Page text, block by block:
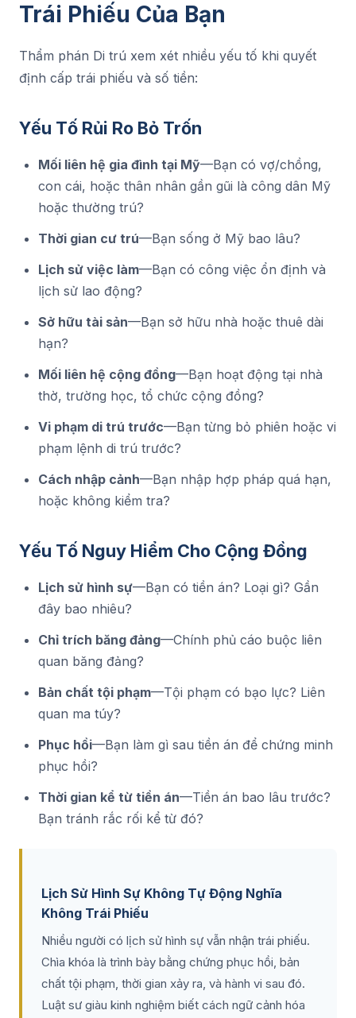
Trái Phiếu Của Bạn
Thẩm phán Di trú xem xét nhiều yếu tố khi quyết
định cấp trái phiếu và số tiền:
Yếu Tố Rủi Ro Bỏ Trốn
Mối liên hệ gia đình tại Mỹ—Bạn có vợ/chồng,
con cái, hoặc thân nhân gần gũi là công dân Mỹ
hoặc thường trú?
Thời gian cư trú—Bạn sống ở Mỹ bao lâu?
Lịch sử việc làm—Bạn có công việc ổn định và
lịch sử lao động?
Sở hữu tài sản—Bạn sở hữu nhà hoặc thuê dài
hạn?
Mối liên hệ cộng đồng—Bạn hoạt động tại nhà
thờ, trường học, tổ chức cộng đồng?
Vi phạm di trú trước—Bạn từng bỏ phiên hoặc vi
phạm lệnh di trú trước?
Cách nhập cảnh—Bạn nhập hợp pháp quá hạn,
hoặc không kiểm tra?
Yếu Tố Nguy Hiểm Cho Cộng Đồng
Lịch sử hình sự—Bạn có tiền án? Loại gì? Gần
đây bao nhiêu?
Chỉ trích băng đảng—Chính phủ cáo buộc liên
quan băng đảng?
Bản chất tội phạm—Tội phạm có bạo lực? Liên
quan ma túy?
Phục hồi—Bạn làm gì sau tiền án để chứng minh
phục hồi?
Thời gian kể từ tiền án—Tiền án bao lâu trước?
Bạn tránh rắc rối kể từ đó?
Lịch Sử Hình Sự Không Tự Động Nghĩa
Không Trái Phiếu
Nhiều người có lịch sử hình sự vẫn nhận trái phiếu.
Chìa khóa là trình bày bằng chứng phục hồi, bản
chất tội phạm, thời gian xảy ra, và hành vi sau đó.
Luật sư giàu kinh nghiệm biết cách ngữ cảnh hóa